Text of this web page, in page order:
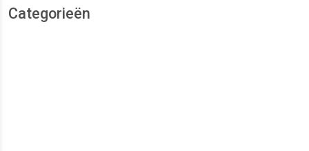
Categorieën